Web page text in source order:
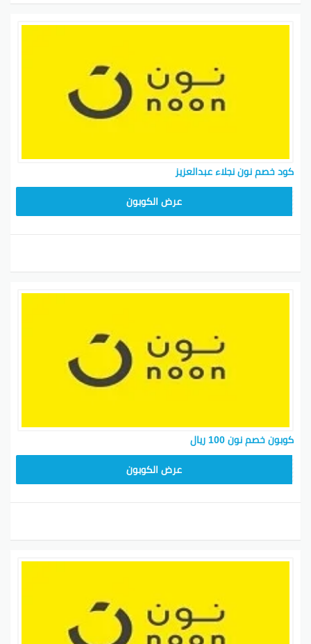
كود خصم نون نجلاء عبدالعزيز
عرض الكوبون
كوبون خصم نون 100 ريال
عرض الكوبون